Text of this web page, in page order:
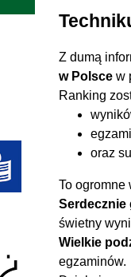
Z dumą
w Polsce w
Ranking
oraz
To ogromne
Serdecznie
świetny
Wielkie
egzaminów.